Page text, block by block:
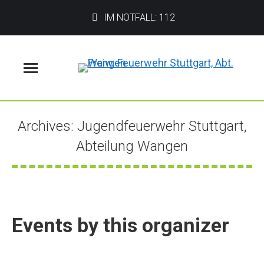
IM NOTFALL: 112
Archives: Jugendfeuerwehr Stuttgart,
Abteilung Wangen
Sie befinden sich hier:
Events by this organizer